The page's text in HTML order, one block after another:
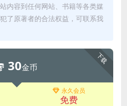
内容到任何网站、书籍等各类媒
了原著者的合法权益，可联系我
下载
30金币
永久会员
免费